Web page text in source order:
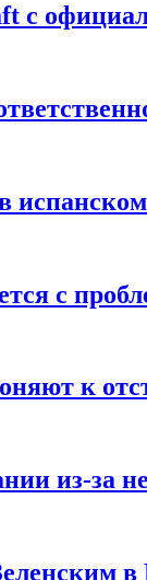
с
с
к
из-за